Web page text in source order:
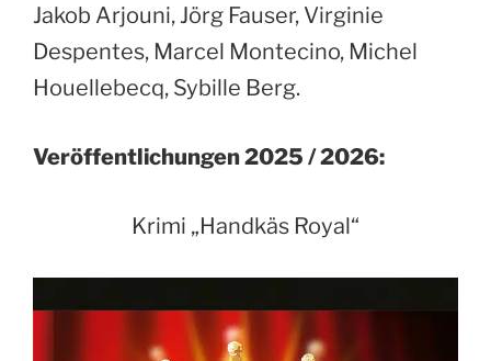
Jakob Arjouni, Jörg Fauser, Virginie
Despentes, Marcel Montecino, Michel
Houellebecq, Sybille Berg.
Veröffentlichungen 2025 / 2026:
Krimi „Handkäs Royal“